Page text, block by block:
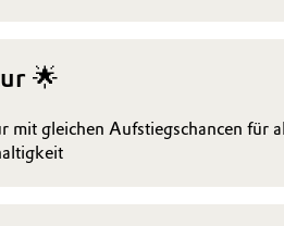
🌟
mit gleichen Aufstiegschancen